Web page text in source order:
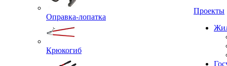
Оправка-лопатка
Крюкогиб